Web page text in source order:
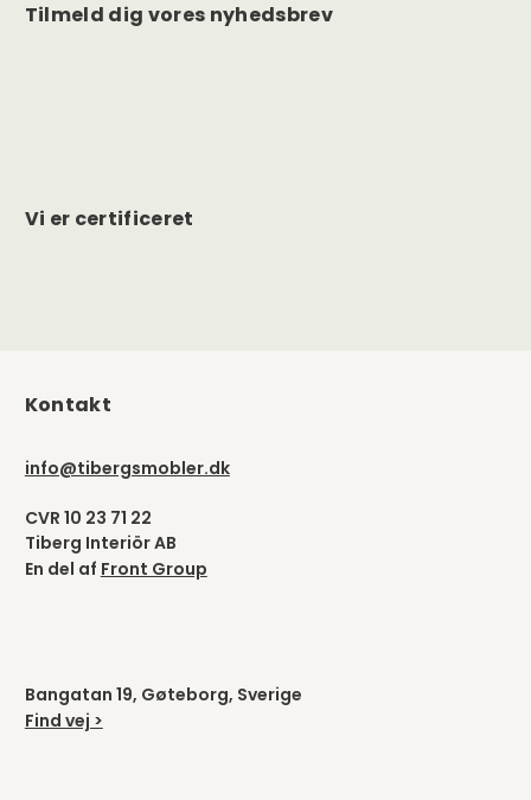
Tilmeld dig vores nyhedsbrev
Vi er certificeret
Kontakt
info@tibergsmobler.dk
CVR 10 23 71 22
Tiberg Interiör AB
En del af Front Group
Bangatan 19, Gøteborg, Sverige
Find vej >